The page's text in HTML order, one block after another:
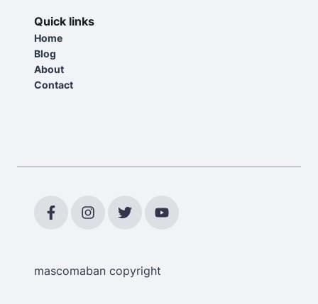
Quick links
Home
Blog
About
Contact
mascomaban copyright